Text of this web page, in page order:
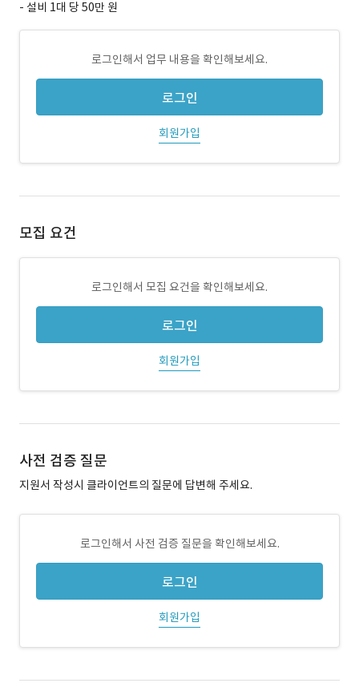
- 설비 1대 당 50만 원
로그인해서 업무 내용을 확인해보세요.
로그인
회원가입
모집 요건
로그인해서 모집 요건을 확인해보세요.
로그인
회원가입
사전 검증 질문
지원서 작성시 클라이언트의 질문에 답변해 주세요.
로그인해서 사전 검증 질문을 확인해보세요.
로그인
회원가입